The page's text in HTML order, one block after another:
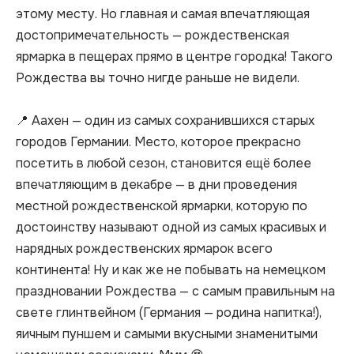
этому месту. Но главная и самая впечатляющая
достопримечательность — рождественская
ярмарка в пещерах прямо в центре городка! Такого
Рождества вы точно нигде раньше не видели.
📍 Аахен — один из самых сохранившихся старых
городов Германии. Место, которое прекрасно
посетить в любой сезон, становится ещё более
впечатляющим в декабре — в дни проведения
местной рождественской ярмарки, которую по
достоинству называют одной из самых красивых и
нарядных рождественских ярмарок всего
континента! Ну и как же не побывать на немецком
праздновании Рождества — с самым правильным на
свете глинтвейном (Германия — родина напитка!),
яичным пуншем и самыми вкусными знаменитыми